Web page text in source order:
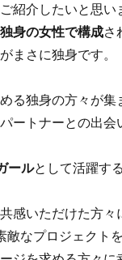
紹介したいと思い
身の女性で構成さ
まさに独身です。
独身の方々が集
トナーとの出会
ールとして活躍す
いただけた方々
なプロジェクト